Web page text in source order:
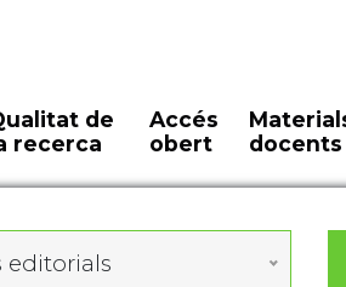
de
recerca
Accés
obert
docents
editorials